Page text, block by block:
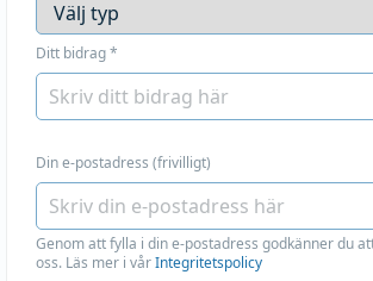
Ditt bidrag*
Din e-postadress (frivilligt)
Genom att fylla i din e-postadress godkänner du
oss. Läs mer i vårIntegritetspolicy